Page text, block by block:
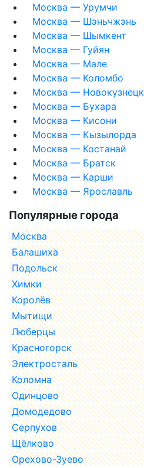
Москва — Урумчи
Москва — Шэньчжэнь
Москва — Шымкент
Москва — Гуйян
Москва — Мале
Москва — Коломбо
Москва — Новокузнецк
Москва — Бухара
Москва — Кисони
Москва — Кызылорда
Москва — Костанай
Москва — Братск
Москва — Карши
Москва — Ярославль
Популярные города
Москва
Балашиха
Подольск
Химки
Королёв
Мытищи
Люберцы
Красногорск
Электросталь
Коломна
Одинцово
Домодедово
Серпухов
Щёлково
Орехово-Зуево